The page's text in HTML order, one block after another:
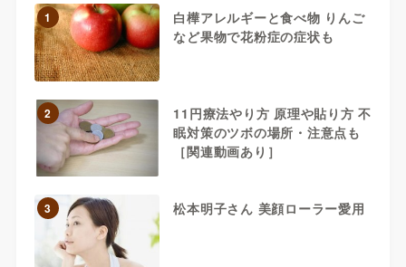
1
白樺アレルギーと食べ物 りんご
など果物で花粉症の症状も
2
11円療法やり方 原理や貼り方 不
眠対策のツボの場所・注意点も
［関連動画あり］
3 松本明子さん 美顔ローラー愛用